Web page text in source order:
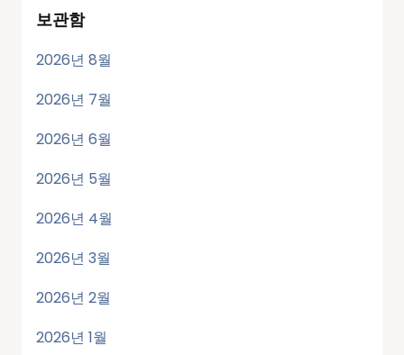
보관함
2026년 8월
2026년 7월
2026년 6월
2026년 5월
2026년 4월
2026년 3월
2026년 2월
2026년 1월